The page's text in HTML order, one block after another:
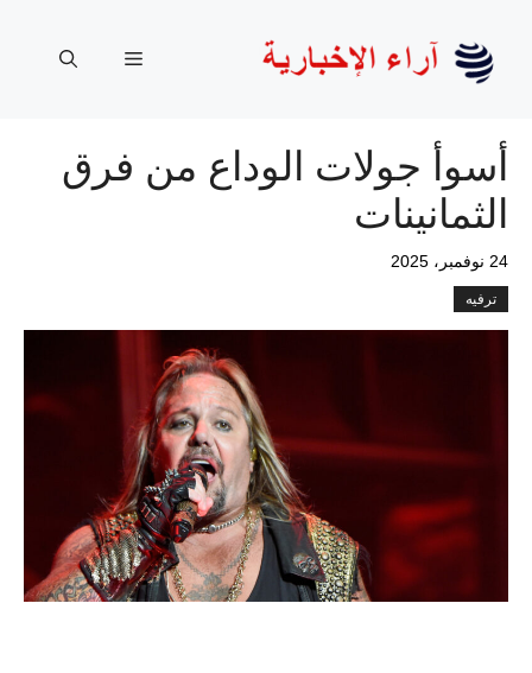
المحتوى
القائمة
أسوأ جولات الوداع من فرق
الثمانينات
24 نوفمبر، 2025
ترفيه